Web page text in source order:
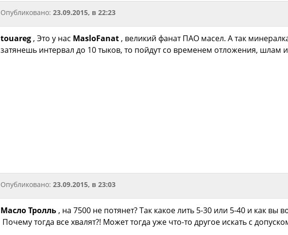
Опубликовано: 23.09.2015, в 22:23
touareg , Это у нас MasloFanat , великий фанат ПАО масел. А так
затянешь интервал до 10 тыков, то пойдут со временем отложения, шлам и
Опубликовано: 23.09.2015, в 23:03
Масло Тролль , на 7500 не потянет? Так какое лить 5-30 или 5-40 и как
Почему тогда все хвалят?! Может тогда уже что-то другое искать с